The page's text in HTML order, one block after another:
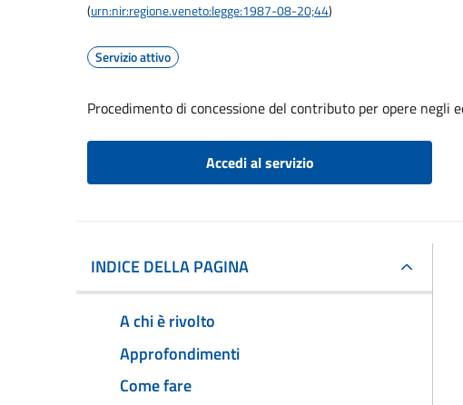
(urn:nir:regione.veneto:legge:1987-08-20;44)
Servizio attivo
Procedimento di concessione del contributo per opere negli
Accedi al servizio
INDICE DELLA PAGINA
A chi è rivolto
Approfondimenti
Come fare